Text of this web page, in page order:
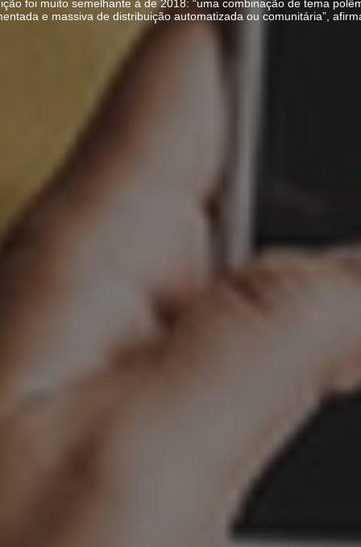
foi muito semelhante à de 2018: “uma combinação de tema
e massiva de distribuição automatizada ou comunitária”,